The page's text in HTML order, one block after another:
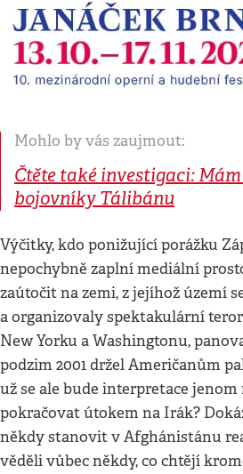
Mohlo by vás zaujmout:
Čtěte také investigaci:
bojovníky Tálibánu
Výčitky, kdo ponižující porážku
nepochybně zaplní mediální
zaútočit na zemi, z jejíhož území
a organizovaly spektakulární
New Yorku a Washingtonu,
podzim 2001 držel Američanům
už se ale bude interpretace
pokračovat útokem na Irák?
někdy stanovit v Afghánistánu
věděli vůbec někdy, co chtějí